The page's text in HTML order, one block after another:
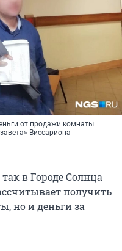
от продажи комнаты
Виссариона
в Городе Солнца
получить
но и деньги за